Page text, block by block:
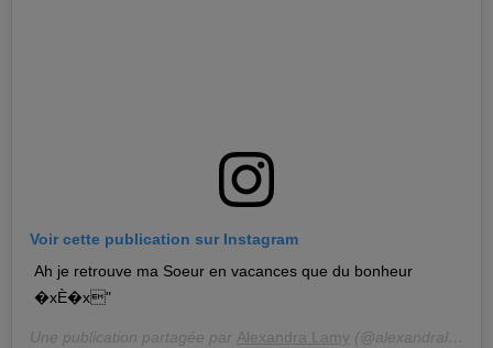
Voir cette publication sur Instagram
Ah je retrouve ma Soeur en vacances que du bonheur
�xÈ�x"
Une publication partagée par Alexandra Lamy (@alexandralamyofficiel) le